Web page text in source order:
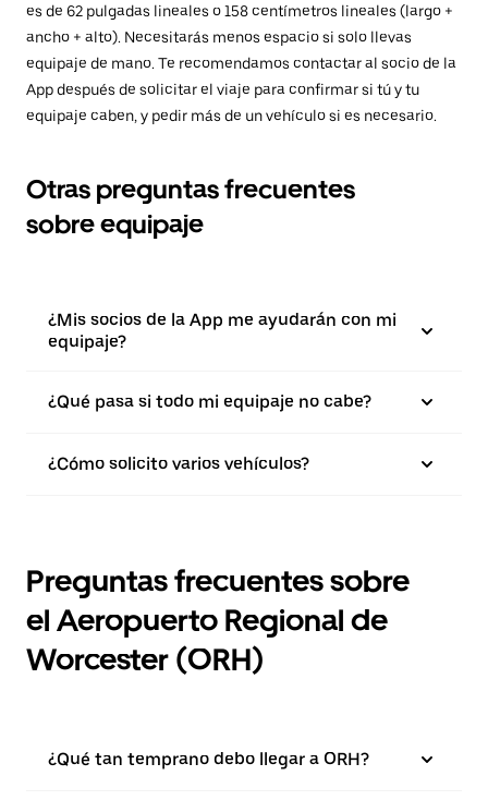
es de 62 pulgadas lineales o 158 centímetros lineales (largo +
ancho + alto). Necesitarás menos espacio si solo llevas
equipaje de mano. Te recomendamos contactar al socio de la
App después de solicitar el viaje para confirmar si tú y tu
equipaje caben, y pedir más de un vehículo si es necesario.
Otras preguntas frecuentes
sobre equipaje
¿Mis socios de la App me ayudarán con mi
equipaje?
¿Qué pasa si todo mi equipaje no cabe?
¿Cómo solicito varios vehículos?
Preguntas frecuentes sobre
el Aeropuerto Regional de
Worcester (ORH)
¿Qué tan temprano debo llegar a ORH?